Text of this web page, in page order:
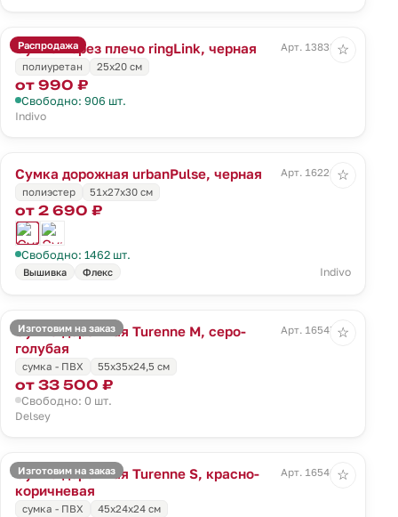
Распродажа
Сумка через плечо ringLink, черная
Арт. 13838.30
полиуретан
25х20 см
от 990 ₽
Свободно: 906 шт.
Indivo
☆
Сумка дорожная urbanPulse, черная
Арт. 16226.30
полиэстер
51x27x30 см
от 2 690 ₽
Свободно: 1462 шт.
Вышивка Флекс Indivo
☆
Изготовим на заказ
Сумка дорожная Turenne M, серо-
голубая
Арт. 16547.14
сумка - ПВХ 55x35x24,5 см
от 33 500 ₽
Свободно: 0 шт.
Delsey
☆
Изготовим на заказ
Сумка дорожная Turenne S, красно-
коричневая
Арт. 16546.59
сумка - ПВХ 45x24x24 см
☆